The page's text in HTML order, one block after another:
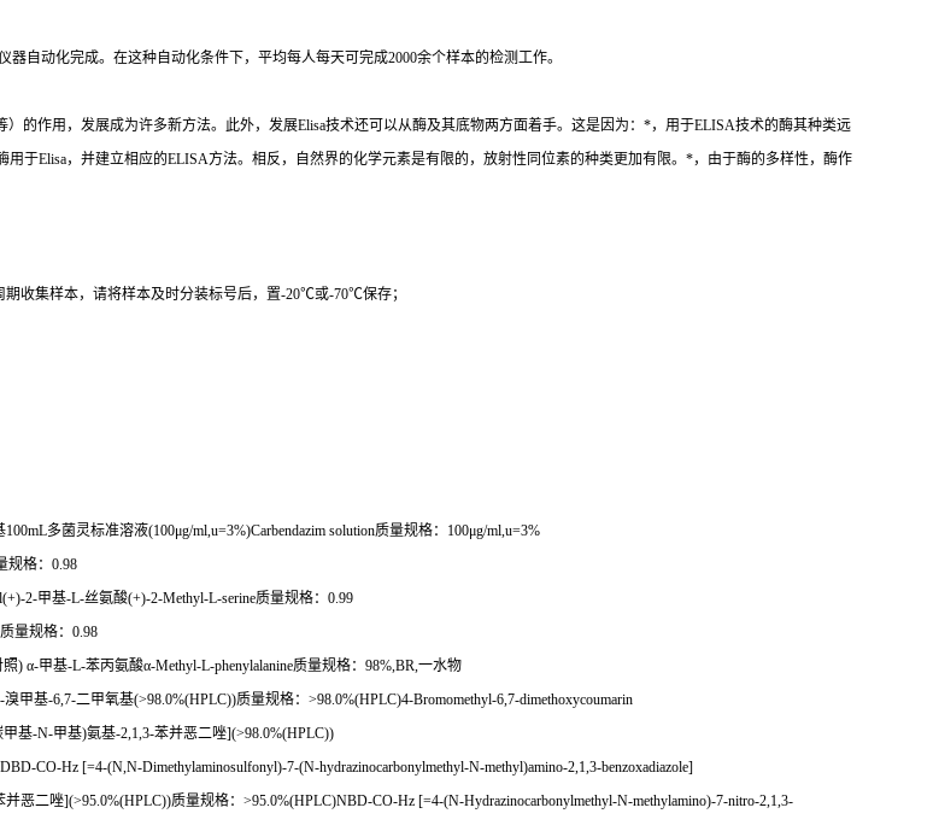
器自动化完成。在这种自动化条件下，平均每人每天可完成2000余个样本的检测工作。
）的作用，发展成为许多新方法。此外，发展Elisa技术还可以从酶及其底物两方面着手。这是因为： *，用于ELISA技术的酶其种类远
用于Elisa，并建立相应的ELISA方法。相反，自然界的化学元素是有限的，放射性同位素的种类更加有限。 *，由于酶的多样性，酶作
期收集样本，请将样本及时分装标号后，置-20℃或-70℃保存；
100mL多菌灵标准溶液(100μg/ml,u=3%)Carbendazim solution质量规格： 100μg/ml,u=3%
规格： 0.98
2-甲基-L-丝氨酸(+)-2-Methyl-L-serine质量规格： 0.99
质量规格： 0.98
照) α-甲基-L-苯丙氨酸α-Methyl-L-phenylalanine质量规格： 98%,BR, 一水物
溴甲基-6,7-二甲氧基(>98.0%(HPLC))质量规格： >98.0%(HPLC)4-Bromomethyl-6,7-dimethoxycoumarin
甲基-N-甲基)氨基-2,1,3-苯并恶二唑](>98.0%(HPLC))
CO-Hz [=4-(N,N-Dimethylaminosulfonyl)-7-(N-hydrazinocarbonylmethyl-N-methyl)amino-2,1,3-benzoxadiazole]
并恶二唑](>95.0%(HPLC))质量规格： >95.0%(HPLC)NBD-CO-Hz [=4-(N-Hydrazinocarbonylmethyl-N-methylamino)-7-nitro-2,1,3-